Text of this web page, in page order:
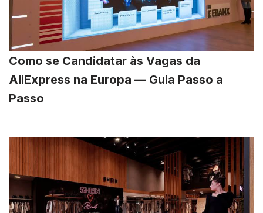
Como se Candidatar às Vagas da
AliExpress na Europa — Guia Passo a
Passo